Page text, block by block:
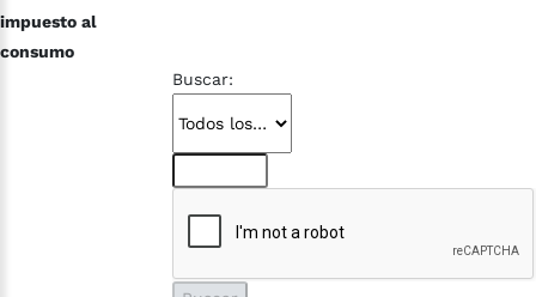
impuesto al
consumo
Buscar: